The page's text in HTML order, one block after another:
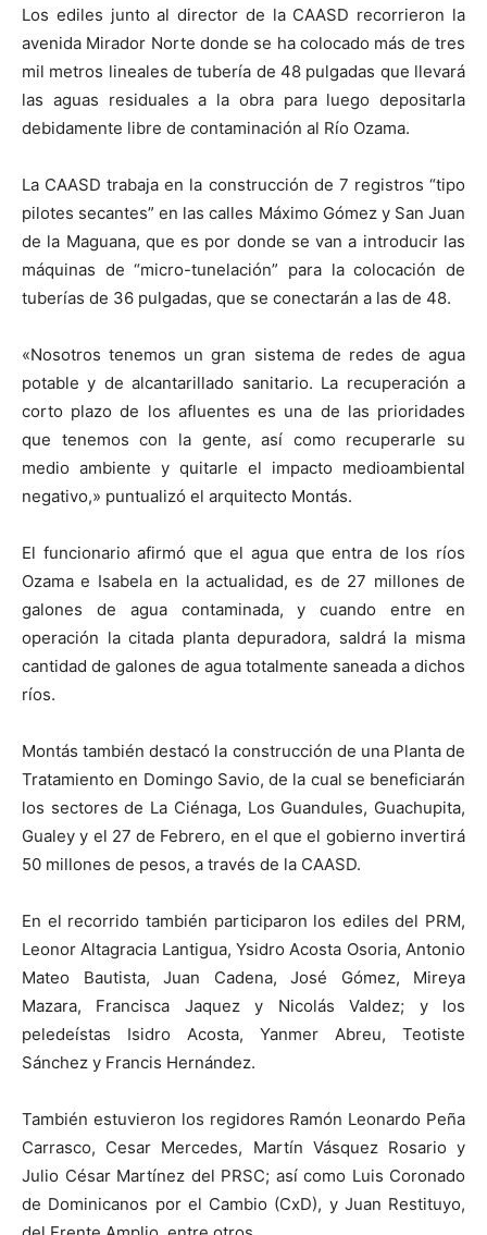
Los ediles junto al director de la CAASD recorrieron la
avenida Mirador Norte donde se ha colocado más de tres
mil metros lineales de tubería de 48 pulgadas que llevará
las aguas residuales a la obra para luego depositarla
debidamente libre de contaminación al Río Ozama.
La CAASD trabaja en la construcción de 7 registros “tipo
pilotes secantes” en las calles Máximo Gómez y San Juan
de la Maguana, que es por donde se van a introducir las
máquinas de “micro-tunelación” para la colocación de
tuberías de 36 pulgadas, que se conectarán a las de 48.
«Nosotros tenemos un gran sistema de redes de agua
potable y de alcantarillado sanitario. La recuperación a
corto plazo de los afluentes es una de las prioridades
que tenemos con la gente, así como recuperarle su
medio ambiente y quitarle el impacto medioambiental
negativo,» puntualizó el arquitecto Montás.
El funcionario afirmó que el agua que entra de los ríos
Ozama e Isabela en la actualidad, es de 27 millones de
galones de agua contaminada, y cuando entre en
operación la citada planta depuradora, saldrá la misma
cantidad de galones de agua totalmente saneada a dichos
ríos.
Montás también destacó la construcción de una Planta de
Tratamiento en Domingo Savio, de la cual se beneficiarán
los sectores de La Ciénaga, Los Guandules, Guachupita,
Gualey y el 27 de Febrero, en el que el gobierno invertirá
50 millones de pesos, a través de la CAASD.
En el recorrido también participaron los ediles del PRM,
Leonor Altagracia Lantigua, Ysidro Acosta Osoria, Antonio
Mateo Bautista, Juan Cadena, José Gómez, Mireya
Mazara, Francisca Jaquez y Nicolás Valdez; y los
peledeístas Isidro Acosta, Yanmer Abreu, Teotiste
Sánchez y Francis Hernández.
También estuvieron los regidores Ramón Leonardo Peña
Carrasco, Cesar Mercedes, Martín Vásquez Rosario y
Julio César Martínez del PRSC; así como Luis Coronado
de Dominicanos por el Cambio (CxD), y Juan Restituyo,